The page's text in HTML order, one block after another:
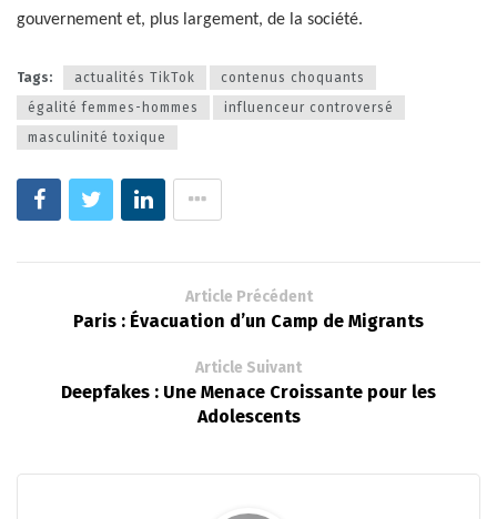
gouvernement et, plus largement, de la société.
Tags: actualités TikTok
contenus choquants
égalité femmes-hommes
influenceur controversé
masculinité toxique
Article Précédent
Paris : Évacuation d’un Camp de Migrants
Article Suivant
Deepfakes : Une Menace Croissante pour les
Adolescents